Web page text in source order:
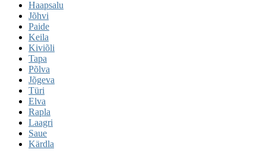
Haapsalu
Jõhvi
Paide
Keila
Kiviõli
Tapa
Põlva
Jõgeva
Türi
Elva
Rapla
Laagri
Saue
Kärdla